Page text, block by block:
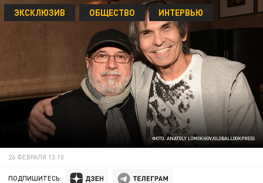
ФОТО: ANATOLY LOMOKHOV/GLOBALLOOKPRESS
ЭКСКЛЮЗИВ ОБЩЕСТВО ИНТЕРВЬЮ
26 ФЕВРАЛЯ 13:10
ПОДПИШИТЕСЬ: